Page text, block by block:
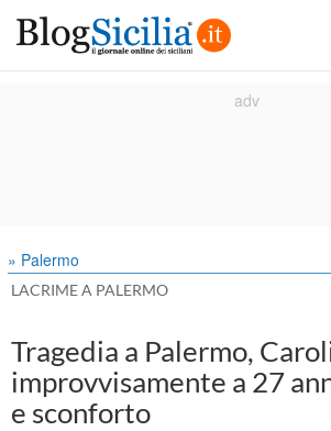
» Palermo
LACRIME A PALERMO
Tragedia a Palermo,
improvvisamente a 27
e sconforto